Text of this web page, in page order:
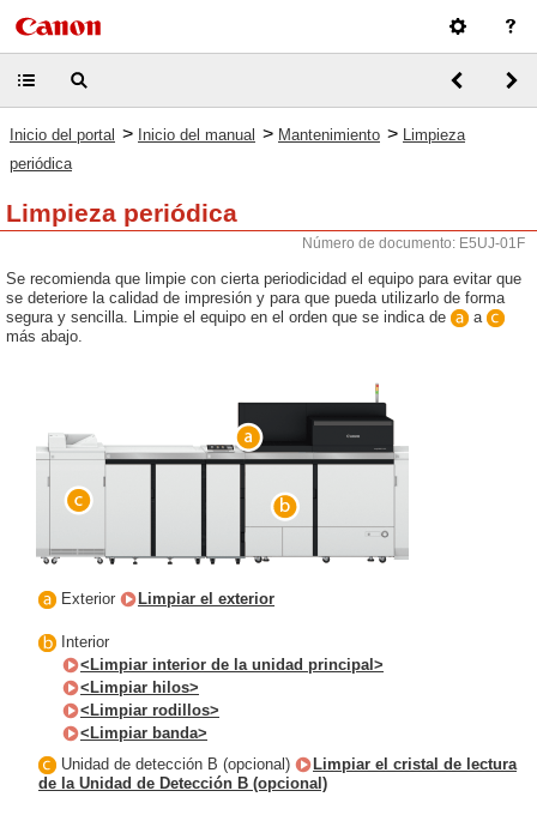
Inicio del portal > Inicio del manual > Mantenimiento > Limpieza
periódica
Limpieza periódica
Número de documento: E5UJ-01F
Se recomienda que limpie con cierta periodicidad el equipo para evitar que
se deteriore la calidad de impresión y para que pueda utilizarlo de forma
segura y sencilla. Limpie el equipo en el orden que se indica de
a
más abajo.
Exterior Limpiar el exterior
Interior
<Limpiar interior de la unidad principal>
<Limpiar hilos>
<Limpiar rodillos>
<Limpiar banda>
Unidad de detección B (opcional)
Limpiar el cristal de lectura
de la Unidad de Detección B (opcional)